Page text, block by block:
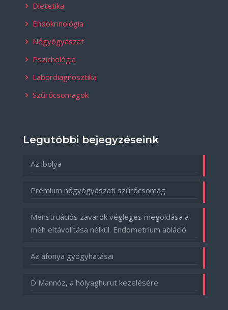
Dietetika
Endokrinológia
Nőgyógyászat
Pszichológia
Labordiagnosztika
Szűrőcsomagok
Legutóbbi bejegyzéseink
Az ibolya
Prémium nőgyógyászati szűrőcsomag
Menstruációs zavarok végleges megoldása a
méh eltávolítása nélkül. Endometrium abláció.
Az áfonya gyógyhatásai
D Mannóz, a hólyaghurut kezelésére